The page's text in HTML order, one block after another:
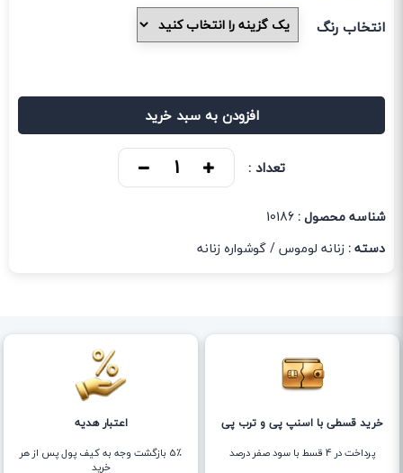
انتخاب رنگ
افزودن به سبد خرید
تعداد :
شناسه محصول :10186
دسته :زنانه لوموس/گوشواره زنانه
خرید قسطی با اسنپ پی و ترب پی
پرداخت در 4 قسط با سود صفر درصد
اعتبار هدیه
5٪ بازگشت وجه به کیف پول پس از هر
خرید